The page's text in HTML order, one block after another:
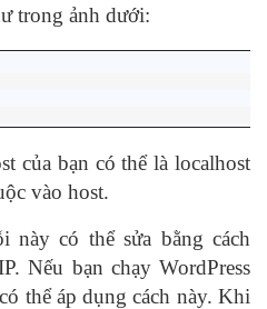
trong ảnh dưới:
của bạn có thể là localhost
vào host.
này có thể sửa bằng cách
Nếu bạn chạy WordPress
thể áp dụng cách này. Khi